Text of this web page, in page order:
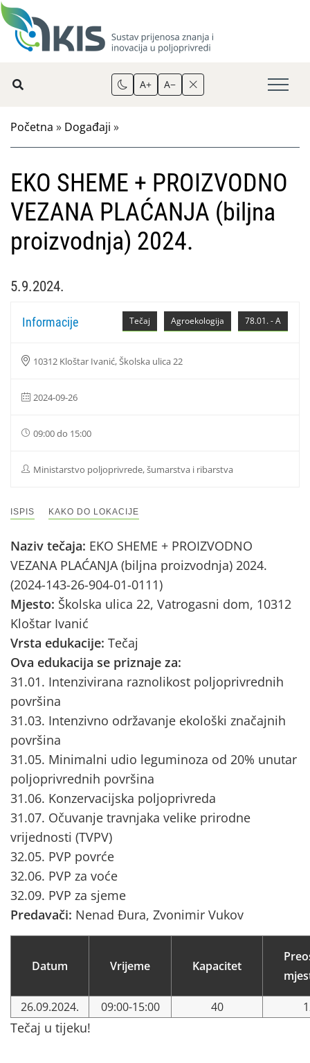
A+ A−
Početna » Događaji »
EKO SHEME + PROIZVODNO
VEZANA PLAĆANJA (biljna
proizvodnja) 2024.
5.9.2024.
78.01. - A
Agroekologija
Tečaj
Informacije
10312 Kloštar Ivanić, Školska ulica 22
2024-09-26
09:00 do 15:00
Ministarstvo poljoprivrede, šumarstva i ribarstva
ISPIS KAKO DO LOKACIJE
Naziv tečaja: EKO SHEME + PROIZVODNO
VEZANA PLAĆANJA (biljna proizvodnja) 2024.
(2024-143-26-904-01-0111)
Mjesto: Školska ulica 22, Vatrogasni dom, 10312
Kloštar Ivanić
Vrsta edukacije: Tečaj
Ova edukacija se priznaje za:
31.01. Intenzivirana raznolikost poljoprivrednih
površina
31.03. Intenzivno održavanje ekološki značajnih
površina
31.05. Minimalni udio leguminoza od 20% unutar
poljoprivrednih površina
31.06. Konzervacijska poljoprivreda
31.07. Očuvanje travnjaka velike prirodne
vrijednosti (TVPV)
32.05. PVP povrće
32.06. PVP za voće
32.09. PVP za sjeme
Predavači: Nenad Đura, Zvonimir Vukov
Datum Vrijeme Kapacitet
26.09.2024. 09:00-15:00 40
Tečaj u tijeku!